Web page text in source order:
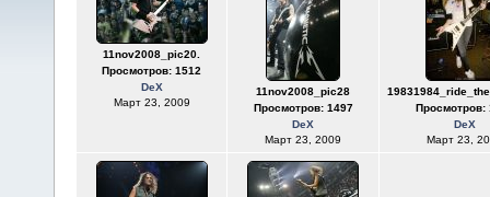
11nov2008_pic20.
Просмотров: 1512
DeX
Март 23, 2009
11nov2008_pic28
Просмотров: 1497
DeX
Март 23, 2009
Просмотров:
DeX
Март 23,